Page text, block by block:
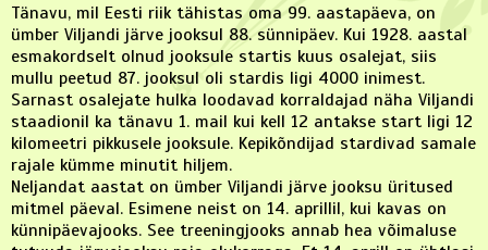
Tänavu, mil Eesti riik tähistas oma 99. aastapäeva, on
ümber Viljandi järve jooksul 88. sünnipäev. Kui 1928. aastal
esmakordselt olnud jooksule startis kuus osalejat, siis
mullu peetud 87. jooksul oli stardis ligi 4000 inimest.
Sarnast osalejate hulka loodavad korraldajad näha Viljandi
staadionil ka tänavu 1. mail kui kell 12 antakse start ligi 12
kilomeetri pikkusele jooksule. Kepikõndijad stardivad samale
rajale kümme minutit hiljem.
Neljandat aastat on ümber Viljandi järve jooksu üritused
mitmel päeval. Esimene neist on 14. aprillil, kui kavas on
künnipäevajooks. See treeningjooks annab hea võimaluse